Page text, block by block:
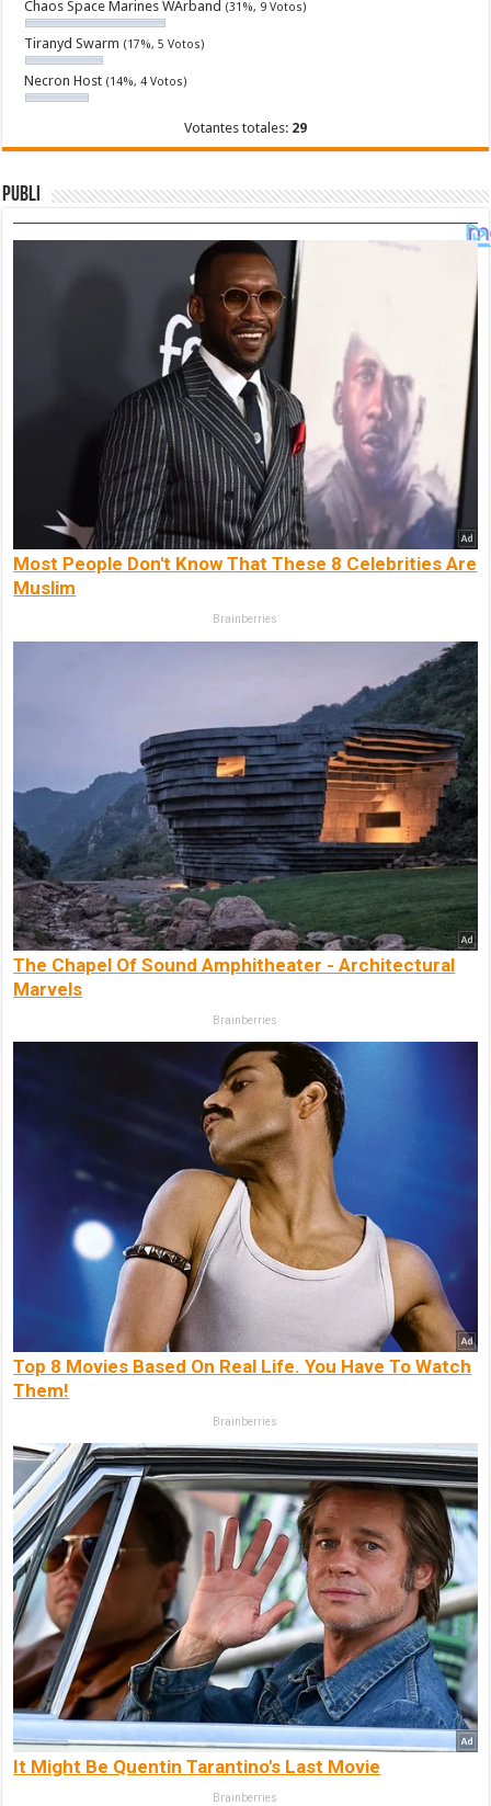
Chaos Space Marines WArband (31%, 9 Votos)
Tiranyd Swarm (17%, 5 Votos)
Necron Host (14%, 4 Votos)
Votantes totales: 29
Publi
Most People Don't Know That These 8 Celebrities Are
Muslim
Brainberries
The Chapel Of Sound Amphitheater - Architectural
Marvels
Brainberries
Top 8 Movies Based On Real Life. You Have To Watch
Them!
Brainberries
It Might Be Quentin Tarantino's Last Movie
Brainberries